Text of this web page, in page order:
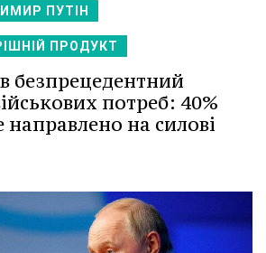
ПУТІН
ПРОДУКТ
безпрецедентний
потреб: 40%
направлено на силові